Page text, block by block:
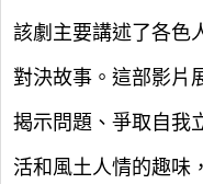
該劇主要講述了各色
對決故事。這部影片
揭示問題、爭取自我
活和風土人情的趣味